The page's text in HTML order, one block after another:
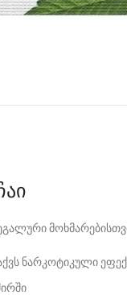
ნარკოტიკული